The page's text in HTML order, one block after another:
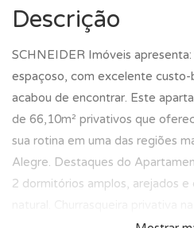
Descrição
SCHNEIDER Imóveis
espaçoso, com excelente
acabou de encontrar. Este
de 66,10m² privativos que
sua rotina em uma das regiões
Alegre. Destaques do
2 dormitórios amplos, arejados e